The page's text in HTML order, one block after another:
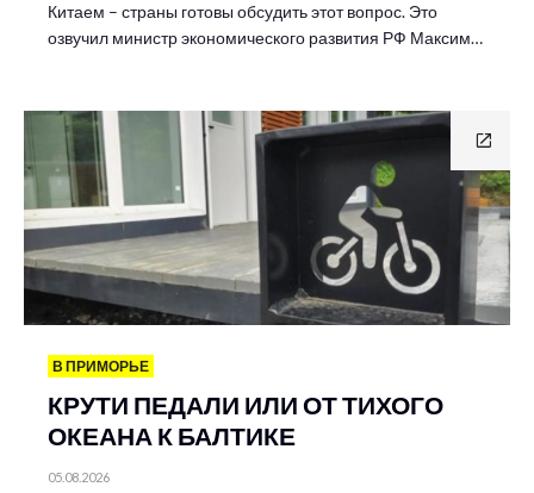
Китаем – страны готовы обсудить этот вопрос. Это
озвучил министр экономического развития РФ Максим…
В ПРИМОРЬЕ
КРУТИ ПЕДАЛИ ИЛИ ОТ ТИХОГО
ОКЕАНА К БАЛТИКЕ
05.08.2026